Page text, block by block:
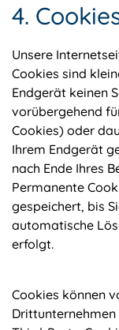
4.
Unsere
Cookies sind
Endgerät keinen
vorübergehend
Cookies) oder
Ihrem Endgerät
nach Ende Ihres
Permanente
gespeichert, bis
automatische
erfolgt.
Cookies können